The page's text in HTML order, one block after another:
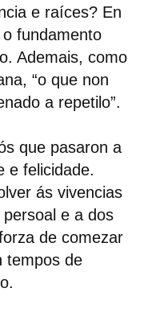
e raíces? En
fundamento
Ademais, como
“o que non
a repetilo”.
que pasaron a
e felicidade.
ás vivencias
e a dos
de comezar
tempos de